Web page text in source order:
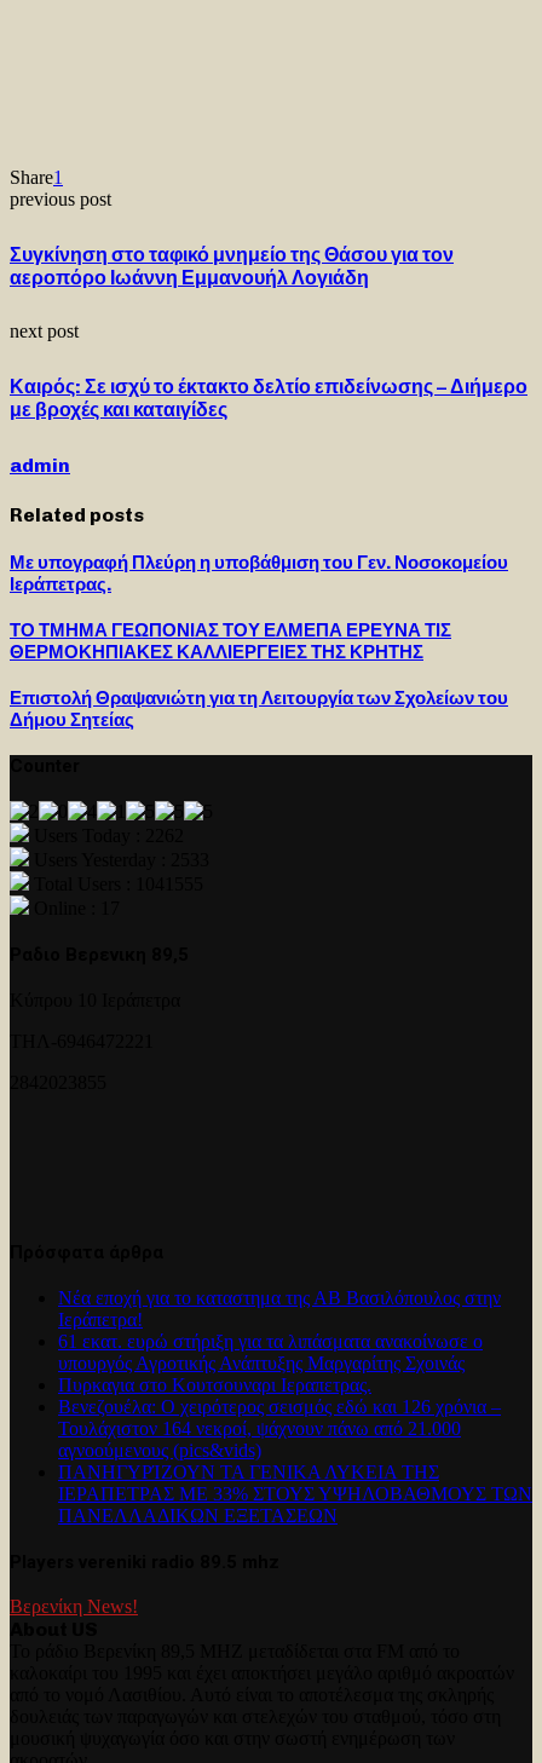
Share1
previous post
Συγκίνηση στο ταφικό μνημείο της Θάσου για τον
αεροπόρο Ιωάννη Εμμανουήλ Λογιάδη
next post
Καιρός: Σε ισχύ το έκτακτο δελτίο επιδείνωσης – Διήμερο
με βροχές και καταιγίδες
admin
Related posts
Με υπογραφή Πλεύρη η υποβάθμιση του Γεν. Νοσοκομείου
Ιεράπετρας.
ΤΟ ΤΜΗΜΑ ΓΕΩΠΟΝΙΑΣ ΤΟΥ ΕΛΜΕΠΑ ΕΡΕΥΝΑ ΤΙΣ
ΘΕΡΜΟΚΗΠΙΑΚΕΣ ΚΑΛΛΙΕΡΓΕΙΕΣ ΤΗΣ ΚΡΗΤΗΣ
Επιστολή Θραψανιώτη για τη Λειτουργία των Σχολείων του
Δήμου Σητείας
Νέα εποχή για το καταστημα της ΑΒ Βασιλόπουλος στην
Ιεράπετρα!
61 εκατ. ευρώ στήριξη για τα λιπάσματα ανακοίνωσε ο
υπουργός Αγροτικής Ανάπτυξης Μαργαρίτης Σχοινάς
Πυρκαγια στο Κουτσουναρι Ιεραπετρας.
Βενεζουέλα: Ο χειρότερος σεισμός εδώ και 126 χρόνια –
Τουλάχιστον 164 νεκροί, ψάχνουν πάνω από 21.000
αγνοούμενους (pics&vids)
ΠΑΝΗΓΥΡΊΖΟΥΝ ΤΑ ΓΕΝΙΚΑ ΛΥΚΕΙΑ ΤΗΣ
ΙΕΡΑΠΕΤΡΑΣ ΜΕ 33% ΣΤΟΥΣ ΥΨΗΛΟΒΑΘΜΟΥΣ ΤΩΝ
ΠΑΝΕΛΛΑΔΙΚΩΝ ΕΞΕΤΑΣΕΩΝ
Βερενίκη News!